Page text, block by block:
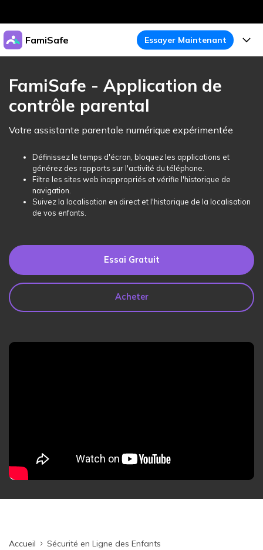
Produits phares
Utilité
Aperçu
Solutions
Actualités
Boutique
Support
FamiSafe Essayer Maintenant
FamiSafe
Protégez la Vie Numérique de Vos Enfants
Essai Gratuit
FamiSafe pour Écoles
Essai Gratuit
Fonctionnalités
Activité de l'Appareil
Service de Localisation
Blog
Traceur de Localisation
Temps d'Écran
Blocage d'Apps
Lire Plus>
Ressources
Thèmes Phares
Guide FamiSafe
Tarifs
FamiSafe - Application de
contrôle parental
Votre assistante parentale numérique expérimentée
Définissez le temps d'écran, bloquez les applications et
générez des rapports sur l'activité du téléphone.
Filtre les sites web inappropriés et vérifie l'historique de
navigation.
Suivez la localisation en direct et l'historique de la localisation
de vos enfants.
Essai Gratuit
Acheter
Accueil
Sécurité en Ligne des Enfants